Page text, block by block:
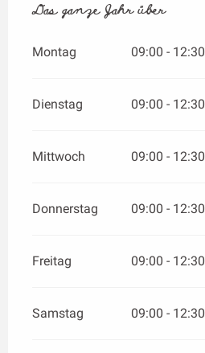
Das ganze Jahr über
Das ganze Jahr über
Montag 09:00 - 12:30
Dienstag 09:00 - 12:30
Mittwoch 09:00 - 12:30
Donnerstag 09:00 - 12:30
Freitag 09:00 - 12:30
Samstag 09:00 - 12:30